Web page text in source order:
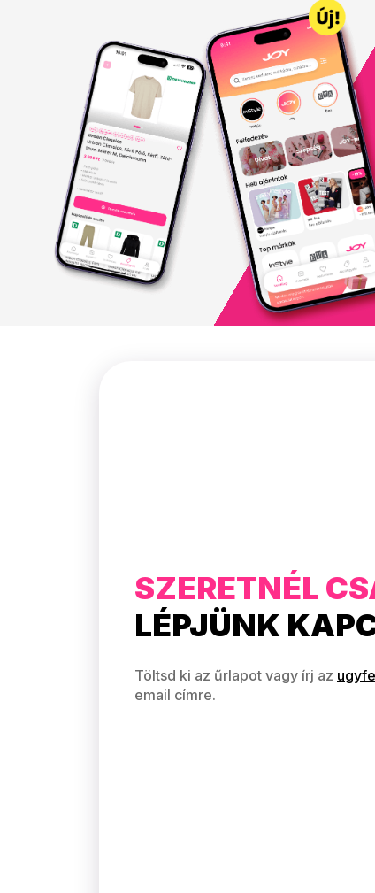
SZERETNÉL
LÉPJÜNK
Töltsd ki az űrlapot vagy írj az
email címre.